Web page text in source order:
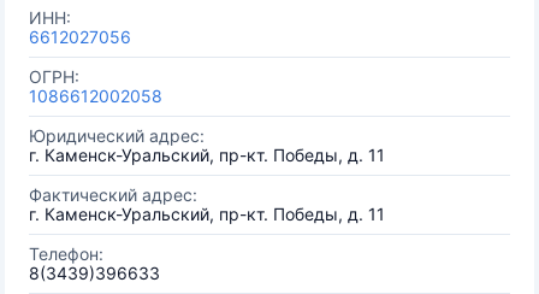
ИНН:
6612027056
ОГРН:
1086612002058
Юридический адрес:
г. Каменск-Уральский, пр-кт. Победы, д. 11
Фактический адрес:
г. Каменск-Уральский, пр-кт. Победы, д. 11
Телефон:
8(3439)396633